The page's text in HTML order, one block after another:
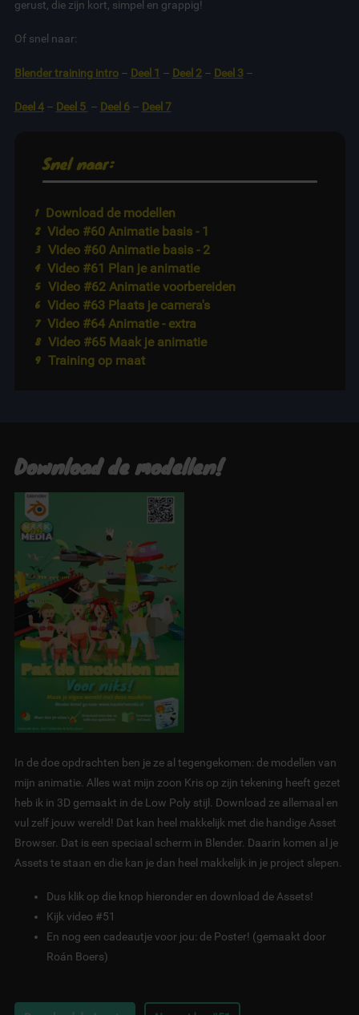
Snel naar:
Download de modellen
Video #60 Animatie basis - 1
Video #60 Animatie basis - 2
Video #61 Plan je animatie
Video #62 Animatie voorbereiden
Video #63 Plaats je camera's
Video #64 Animatie - extra
Video #65 Maak je animatie
Training op maat
gerust, die zijn kort, simpel en grappig!
Of snel naar:
Blender training intro– Deel 1 – Deel 2– Deel 3 –
Deel 4– Deel 5 – Deel 6– Deel 7
Download de modellen!
In de doe opdrachten ben je ze al tegengekomen: de modellen van
mijn animatie. Alles wat mijn zoon Kris op zijn tekening heeft gezet
heb ik in 3D gemaakt in de Low Poly stijl. Download ze allemaal en
vul zelf jouw wereld! Dat kan heel makkelijk met die handige Asset
Browser. Dat is een speciaal scherm in Blender. Daarin komen al je
Assets te staan en die kan je dan heel makkelijk in je project slepen.
Dus klik op die knop hieronder en download de Assets!
Kijk video #51
En nog een cadeautje voor jou: de Poster! (gemaakt door
Roán Boers)